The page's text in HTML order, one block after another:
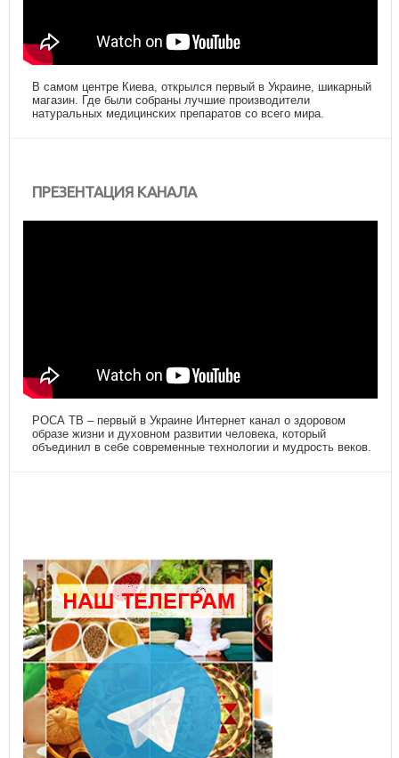
В самом центре Киева, открылся первый в Украине, шикарный
магазин. Где были собраны лучшие производители
натуральных медицинских препаратов со всего мира.
ПРЕЗЕНТАЦИЯ КАНАЛА
РОСА ТВ – первый в Украине Интернет канал о здоровом
образе жизни и духовном развитии человека, который
объединил в себе современные технологии и мудрость веков.